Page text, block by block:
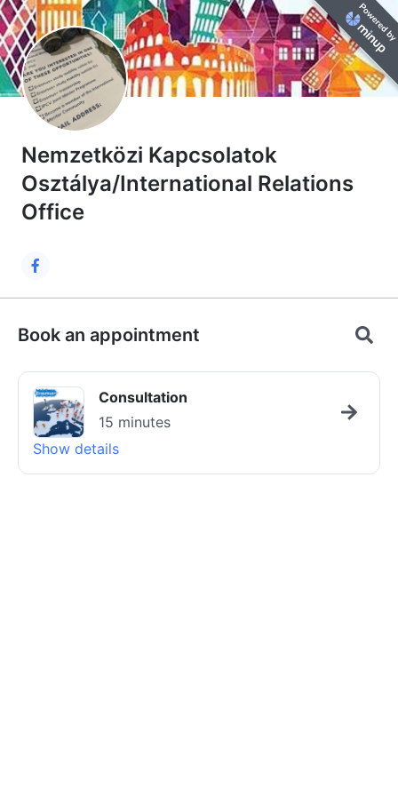
Nemzetközi Kapcsolatok
Osztálya/International Relations
Office
Book an appointment
Consultation
15 minutes
Show details